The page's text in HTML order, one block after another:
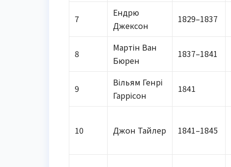
7
Ендрю
Джексон
1829–1837
8
Мартін Ван
Бюрен
1837–1841
9
Вільям Генрі
Гаррісон
1841
10 Джон Тайлер 1841–1845